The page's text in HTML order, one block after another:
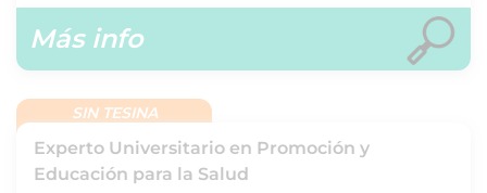
Más info
SIN TESINA
Experto Universitario en Promoción y
Educación para la Salud